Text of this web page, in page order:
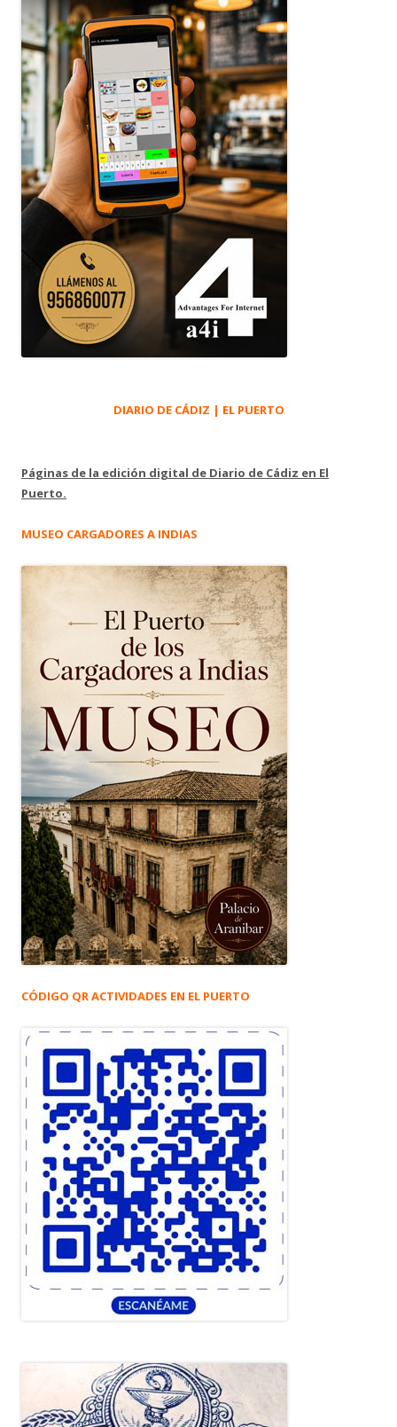
DIARIO DE CÁDIZ | EL PUERTO
Páginas de la edición digital de Diario de Cádiz en El
Puerto.
MUSEO CARGADORES A INDIAS
CÓDIGO QR ACTIVIDADES EN EL PUERTO